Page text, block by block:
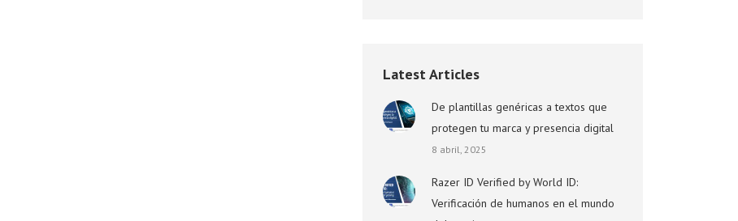
Latest Articles
De plantillas genéricas a textos que
protegen tu marca y presencia digital
8 abril, 2025
Razer ID Verified by World ID:
Verificación de humanos en el mundo